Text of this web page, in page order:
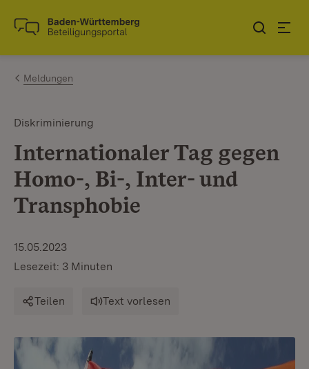
Zum Inhalt springen
Link zur Startseite
Meldungen
Diskriminierung
Internationaler Tag gegen
Homo-, Bi-, Inter- und
Transphobie
15.05.2023
Lesezeit: 3 Minuten
Teilen Text vorlesen